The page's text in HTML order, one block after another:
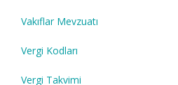
Vakıflar Mevzuatı
Vergi Kodları
Vergi Takvimi